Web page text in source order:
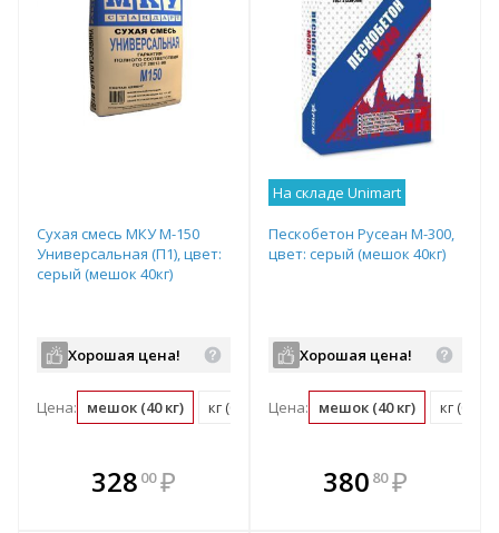
Сухая смесь МКУ М-150
Универсальная (П1), цвет:
серый (мешок 40кг)
Хорошая цена!
Цена: мешок (40 кг) кг (0.03 мешок)
328 00 ₽
В комплекте
всегда выгоднее!
На складе Unimart
Пескобетон Русеан М-300,
цвет: серый (мешок 40кг)
Хорошая цена!
Цена: мешок (40 кг) кг (0.03
В комплекте
всегда выгоднее!
380 80 ₽